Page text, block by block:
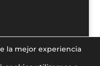
la mejor experiencia